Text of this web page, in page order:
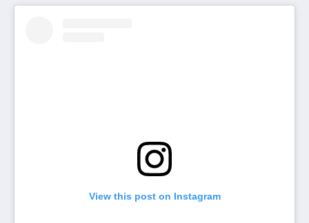
View this post on Instagram